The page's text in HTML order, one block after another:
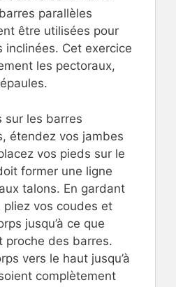
parallèles
être utilisées pour
inclinées. Cet exercice
les pectoraux,
sur les barres
étendez vos jambes
vos pieds sur le
former une ligne
talons. En gardant
vos coudes et
jusqu’à ce que
proche des barres.
vers le haut jusqu’à
complètement